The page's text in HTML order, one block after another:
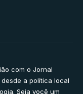
com o Jornal
a política local
Seja você um